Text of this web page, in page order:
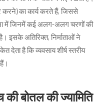
करने) का कार्य करते हैं, जिससे
में जिनमें कई अलग-अलग चरणों की
इसके अतिरिक्त, निर्माताओं ने
देता है कि व्यवसाय शीर्ष स्तरीय
बोतल की ज्यामिति